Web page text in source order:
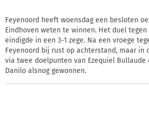
Feyenoord heeft woensdag een besloten
Eindhoven weten te winnen. Het duel tegen
eindigde in een 3-1 zege. Na een vroege
Feyenoord bij rust op achterstand, maar in
via twee doelpunten van Ezequiel Bullaude
Danilo alsnog gewonnen.